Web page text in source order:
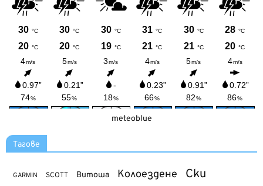
meteoblue
Тагове
GARMIN SCOTT Витоша Колоездене Ски